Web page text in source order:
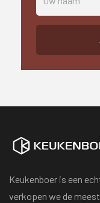
Keukenboer is een
verkopen we de